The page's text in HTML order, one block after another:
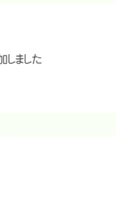
ました